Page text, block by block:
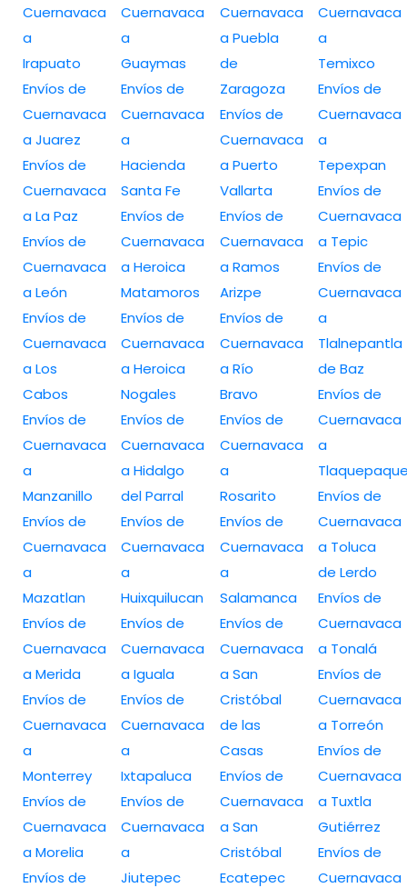
Cuernavaca
a
Irapuato
Envíos de
Cuernavaca
a Juarez
Envíos de
Cuernavaca
a La Paz
Envíos de
Cuernavaca
a León
Envíos de
Cuernavaca
a Los
Cabos
Envíos de
Cuernavaca
a
Manzanillo
Envíos de
Cuernavaca
a
Mazatlan
Envíos de
Cuernavaca
a Merida
Envíos de
Cuernavaca
a
Monterrey
Envíos de
Cuernavaca
a Morelia
Envíos de
Cuernavaca
a
Guaymas
Envíos de
Cuernavaca
a
Hacienda
Santa Fe
Envíos de
Cuernavaca
a Heroica
Matamoros
Envíos de
Cuernavaca
a Heroica
Nogales
Envíos de
Cuernavaca
a Hidalgo
del Parral
Envíos de
Cuernavaca
a
Huixquilucan
Envíos de
Cuernavaca
a Iguala
Envíos de
Cuernavaca
a
Ixtapaluca
Envíos de
Cuernavaca
a
Jiutepec
Cuernavaca
a Puebla
de
Zaragoza
Envíos de
Cuernavaca
a Puerto
Vallarta
Envíos de
Cuernavaca
a Ramos
Arizpe
Envíos de
Cuernavaca
a Río
Bravo
Envíos de
Cuernavaca
a
Rosarito
Envíos de
Cuernavaca
a
Salamanca
Envíos de
Cuernavaca
a San
Cristóbal
de las
Casas
Envíos de
Cuernavaca
a San
Cristóbal
Ecatepec
Cuernavaca
a
Temixco
Envíos de
Cuernavaca
a
Tepexpan
Envíos de
Cuernavaca
a Tepic
Envíos de
Cuernavaca
a
Tlalnepantla
de Baz
Envíos de
Cuernavaca
a
Envíos de
Cuernavaca
a Toluca
de Lerdo
Envíos de
Cuernavaca
a Tonalá
Envíos de
Cuernavaca
a Torreón
Envíos de
Cuernavaca
a Tuxtla
Gutiérrez
Envíos de
Cuernavaca